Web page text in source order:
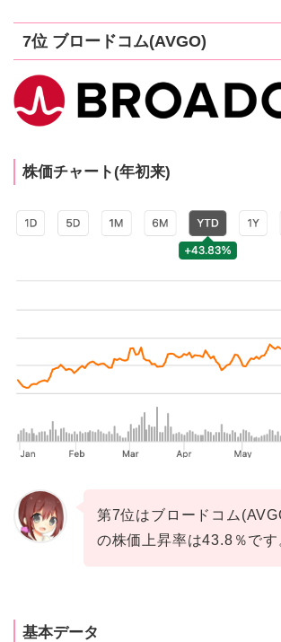
7位 ブロードコム(AVGO)
株価チャート(年初来)
第7位はブロードコム
の株価上昇率は43.8％です
基本データ